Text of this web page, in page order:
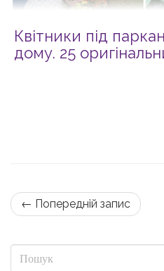
Квітники під
дому. 25
← Попередній запис